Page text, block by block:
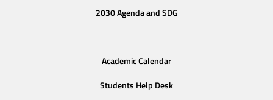
2030 Agenda and SDG
Academic Calendar
Students Help Desk